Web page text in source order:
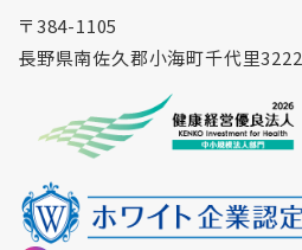
〒384-1105
長野県南佐久郡小海町千代里3222